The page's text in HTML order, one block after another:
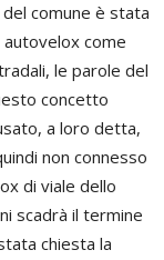
comune è stata
autovelox come
le parole del
concetto
a loro detta,
non connesso
di viale dello
scadrà il termine
chiesta la